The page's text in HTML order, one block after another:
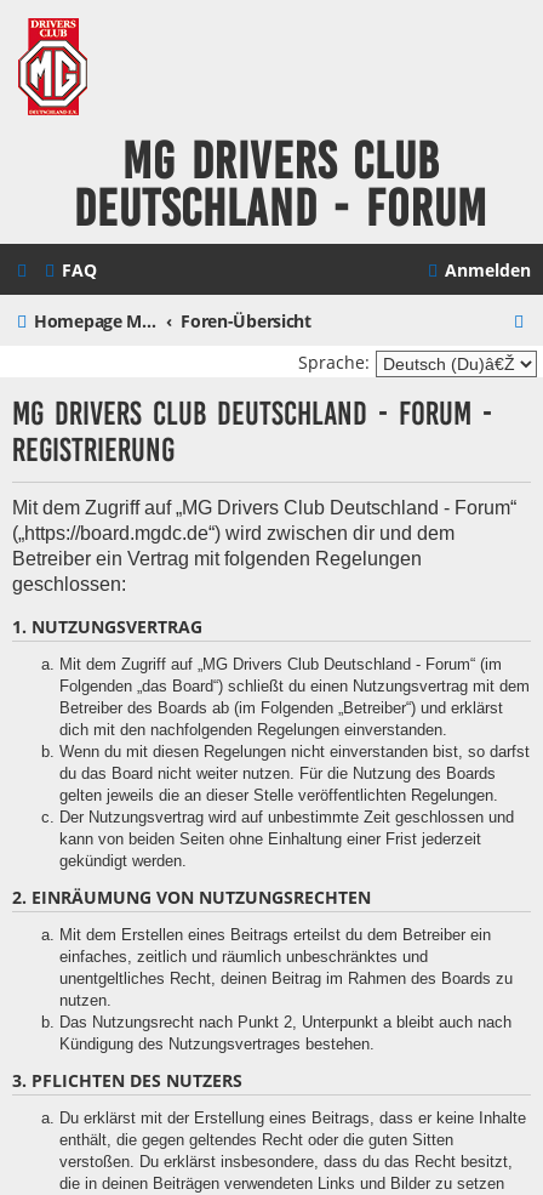
MG Drivers Club
Deutschland - Forum
FAQ Anmelden
Homepage MG Drivers Club Deutschland Foren-Übersicht
u
Sprache:
MG Drivers Club Deutschland - Forum -
Registrierung
Mit dem Zugriff auf „MG Drivers Club Deutschland - Forum“
(„https://board.mgdc.de“) wird zwischen dir und dem
Betreiber ein Vertrag mit folgenden Regelungen
geschlossen:
1. NUTZUNGSVERTRAG
Mit dem Zugriff auf „MG Drivers Club Deutschland - Forum“ (im
Folgenden „das Board“) schließt du einen Nutzungsvertrag mit dem
Betreiber des Boards ab (im Folgenden „Betreiber“) und erklärst
dich mit den nachfolgenden Regelungen einverstanden.
Wenn du mit diesen Regelungen nicht einverstanden bist, so darfst
du das Board nicht weiter nutzen. Für die Nutzung des Boards
gelten jeweils die an dieser Stelle veröffentlichten Regelungen.
Der Nutzungsvertrag wird auf unbestimmte Zeit geschlossen und
kann von beiden Seiten ohne Einhaltung einer Frist jederzeit
gekündigt werden.
2. EINRÄUMUNG VON NUTZUNGSRECHTEN
Mit dem Erstellen eines Beitrags erteilst du dem Betreiber ein
einfaches, zeitlich und räumlich unbeschränktes und
unentgeltliches Recht, deinen Beitrag im Rahmen des Boards zu
nutzen.
Das Nutzungsrecht nach Punkt 2, Unterpunkt a bleibt auch nach
Kündigung des Nutzungsvertrages bestehen.
3. PFLICHTEN DES NUTZERS
Du erklärst mit der Erstellung eines Beitrags, dass er keine Inhalte
enthält, die gegen geltendes Recht oder die guten Sitten
verstoßen. Du erklärst insbesondere, dass du das Recht besitzt,
die in deinen Beiträgen verwendeten Links und Bilder zu setzen